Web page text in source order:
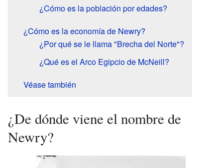
¿Cómo es la población por edades?
¿Cómo es la economía de Newry?
¿Por qué se le llama "Brecha del Norte"?
¿Qué es el Arco Egipcio de McNeill?
Véase también
¿De dónde viene el nombre de
Newry?